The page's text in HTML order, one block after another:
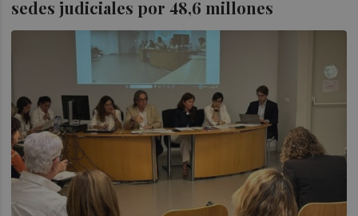
sedes judiciales por 48,6 millones